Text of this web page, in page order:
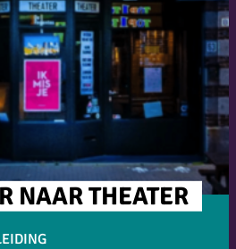
NAAR THEATER